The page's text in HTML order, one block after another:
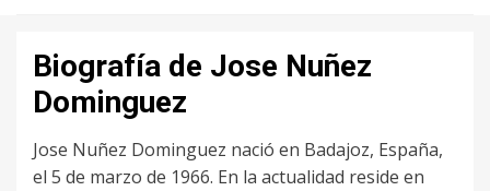
Biografía de Jose Nuñez
Dominguez
Jose Nuñez Dominguez nació en Badajoz, España,
el 5 de marzo de 1966. En la actualidad reside en